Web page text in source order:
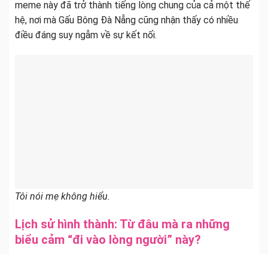
meme này đã trở thành tiếng lòng chung của cả một thế
hệ, nơi mà Gấu Bông Đà Nẵng cũng nhận thấy có nhiều
điều đáng suy ngẫm về sự kết nối.
Tôi nói mẹ không hiểu.
Lịch sử hình thành: Từ đâu mà ra những
biểu cảm “đi vào lòng người” này?